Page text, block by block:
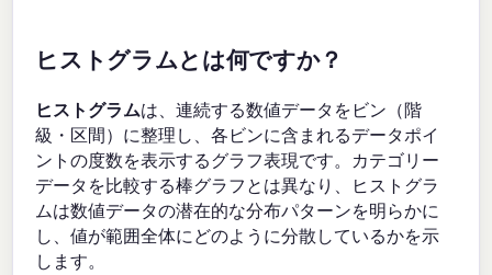
ヒストグラムとは何ですか？
ヒストグラムは、連続する数値データをビン（階
級・区間）に整理し、各ビンに含まれるデータポイ
ントの度数を表示するグラフ表現です。カテゴリー
データを比較する棒グラフとは異なり、ヒストグラ
ムは数値データの潜在的な分布パターンを明らかに
し、値が範囲全体にどのように分散しているかを示
します。